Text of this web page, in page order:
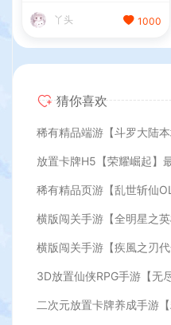
DK授权后台+详细搭建教程
丫头 1000
猜你喜欢